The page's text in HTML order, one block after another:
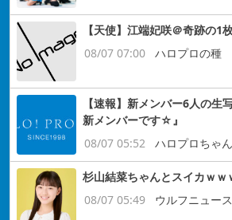
【天使】江端妃咲＠奇跡の1
08/07 07:00
ハロプロの種
【速報】新メンバー6人の生
新メンバーです☆』
08/07 05:52
ハロプロちゃ
杉山結菜ちゃんとスイカｗｗ
08/07 05:49
ウルフニュース